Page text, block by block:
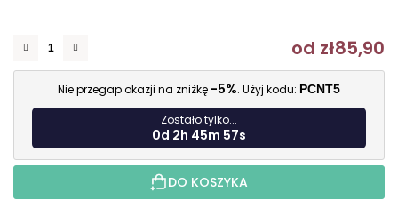
od zł85,90
Nie przegap okazji na zniżkę -5%. Użyj kodu: PCNT5
Zostało tylko...
0d 2h 45m 55s
DO KOSZYKA